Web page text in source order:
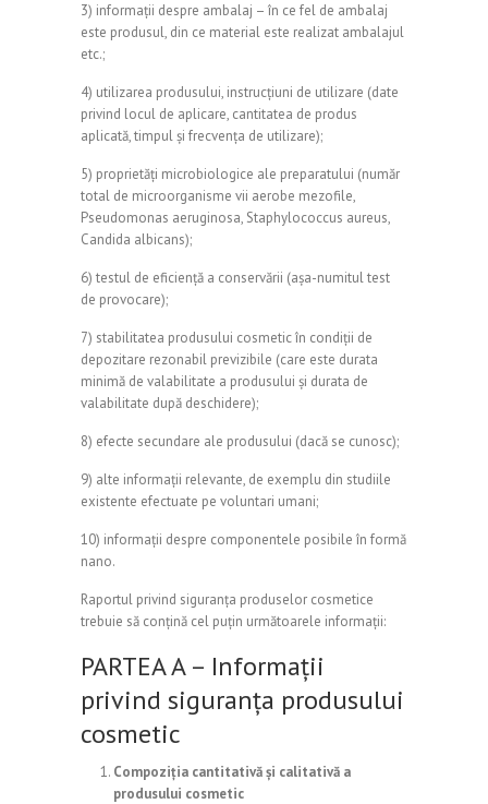
3) informații despre ambalaj – în ce fel de ambalaj
este produsul, din ce material este realizat ambalajul
etc.;
4) utilizarea produsului, instrucțiuni de utilizare (date
privind locul de aplicare, cantitatea de produs
aplicată, timpul și frecvența de utilizare);
5) proprietăți microbiologice ale preparatului (număr
total de microorganisme vii aerobe mezofile,
Pseudomonas aeruginosa, Staphylococcus aureus,
Candida albicans);
6) testul de eficiență a conservării (așa-numitul test
de provocare);
7) stabilitatea produsului cosmetic în condiții de
depozitare rezonabil previzibile (care este durata
minimă de valabilitate a produsului și durata de
valabilitate după deschidere);
8) efecte secundare ale produsului (dacă se cunosc);
9) alte informații relevante, de exemplu din studiile
existente efectuate pe voluntari umani;
10) informații despre componentele posibile în formă
nano.
Raportul privind siguranța produselor cosmetice
trebuie să conțină cel puțin următoarele informații:
PARTEA A – Informații
privind siguranța produsului
cosmetic
Compoziția cantitativă și calitativă a
produsului cosmetic